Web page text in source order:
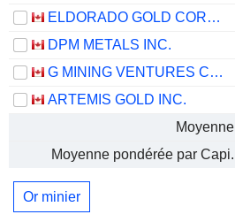
ELDORADO GOLD CORPORATION
DPM METALS INC.
G MINING VENTURES CORP.
ARTEMIS GOLD INC.
Moyenne
Moyenne pondérée par Capi.
Or minier